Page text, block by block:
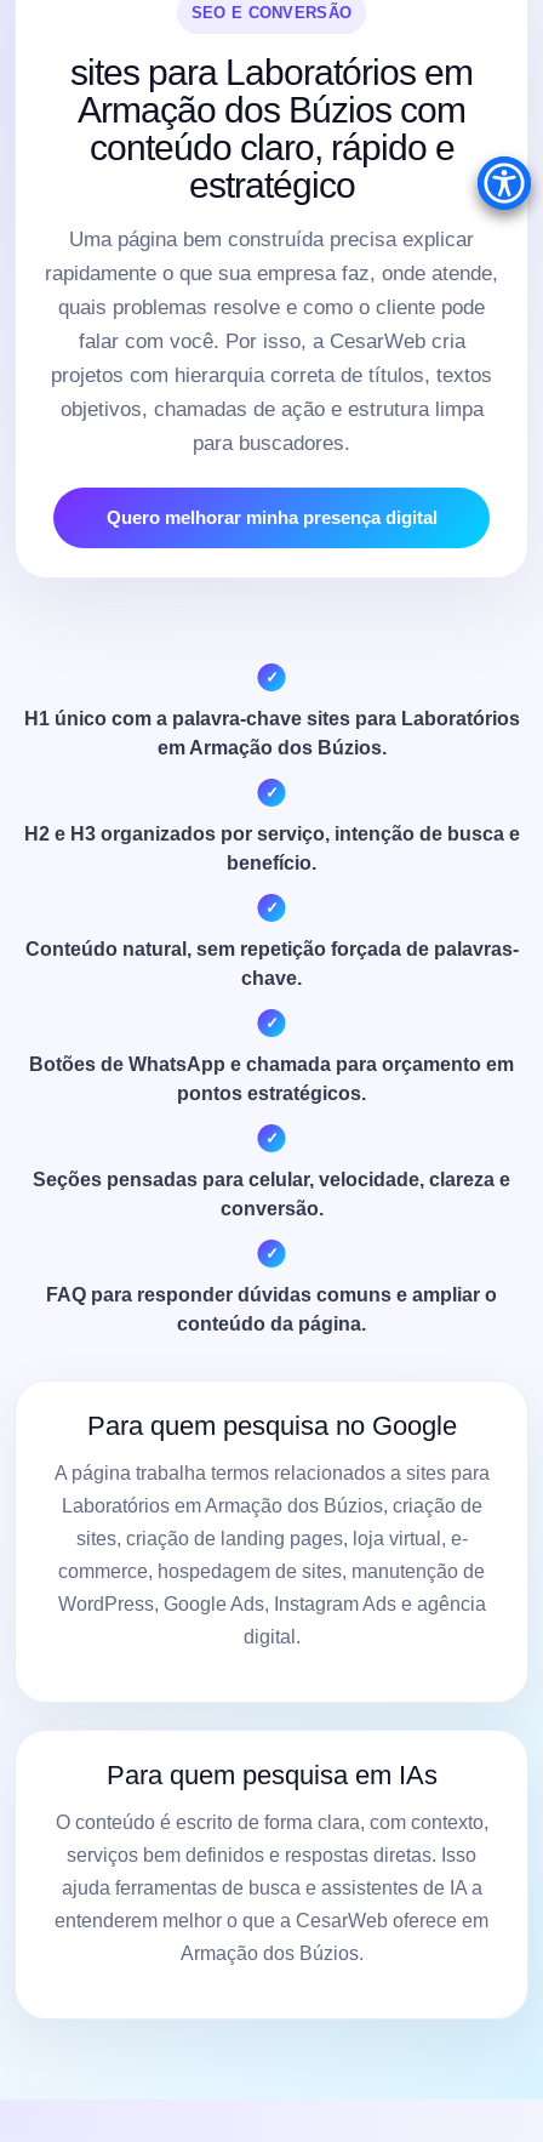
SEO E CONVERSÃO
sites para Laboratórios em
Armação dos Búzios com
conteúdo claro, rápido e
estratégico
Uma página bem construída precisa explicar
rapidamente o que sua empresa faz, onde atende,
quais problemas resolve e como o cliente pode
falar com você. Por isso, a CesarWeb cria
projetos com hierarquia correta de títulos, textos
objetivos, chamadas de ação e estrutura limpa
para buscadores.
Quero melhorar minha presença digital
H1 único com a palavra-chave sites para Laboratórios
em Armação dos Búzios.
H2 e H3 organizados por serviço, intenção de busca e
benefício.
Conteúdo natural, sem repetição forçada de palavras-
chave.
Botões de WhatsApp e chamada para orçamento em
pontos estratégicos.
Seções pensadas para celular, velocidade, clareza e
conversão.
FAQ para responder dúvidas comuns e ampliar o
conteúdo da página.
Para quem pesquisa no Google
A página trabalha termos relacionados a sites para
Laboratórios em Armação dos Búzios, criação de
sites, criação de landing pages, loja virtual, e-
commerce, hospedagem de sites, manutenção de
WordPress, Google Ads, Instagram Ads e agência
digital.
Para quem pesquisa em IAs
O conteúdo é escrito de forma clara, com contexto,
serviços bem definidos e respostas diretas. Isso
ajuda ferramentas de busca e assistentes de IA a
entenderem melhor o que a CesarWeb oferece em
Armação dos Búzios.